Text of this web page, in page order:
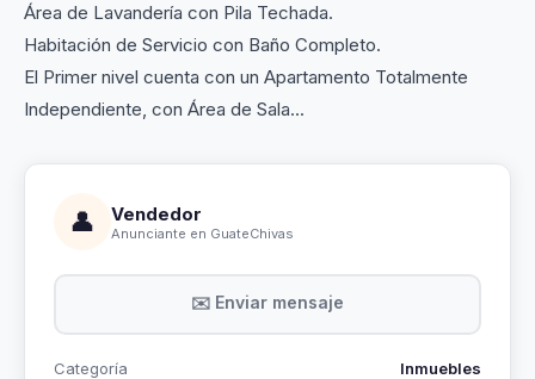
Área de Lavandería con Pila Techada.
Habitación de Servicio con Baño Completo.
El Primer nivel cuenta con un Apartamento Totalmente
Independiente, con Área de Sala...
👤 Vendedor
Anunciante en GuateChivas
✉️ Enviar mensaje
Categoría
Inmuebles